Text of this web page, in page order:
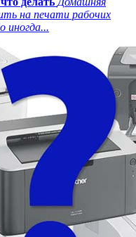
на печати рабочих
иногда...